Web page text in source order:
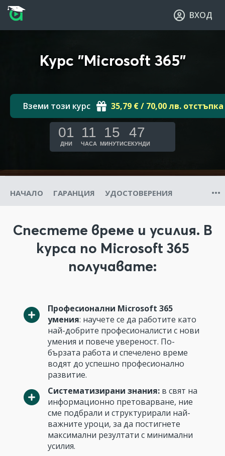
Прескочи към основното съдържание
Прескочи към навигацията
ВХОД
Курс "Microsoft 365"
Вземи този курс 35,79 € / 70,00 лв. отстъпка
01
ДНИ
11
ЧАСА
15
МИНУТИ
45
СЕКУНДИ
НАЧАЛО ГАРАНЦИЯ УДОСТОВЕРЕНИЯ
Спестете време и усилия. В
курса по Microsoft 365
получавате:
Професионални Microsoft 365
умения: научете се да работите като
най-добрите професионалисти с нови
умения и повече увереност. По-
бързата работа и спечелено време
водят до успешно професионално
развитие.
Систематизирани знания: в свят на
информационно претоварване, ние
сме подбрали и структурирали най-
важните уроци, за да постигнете
максимални резултати с минимални
усилия.